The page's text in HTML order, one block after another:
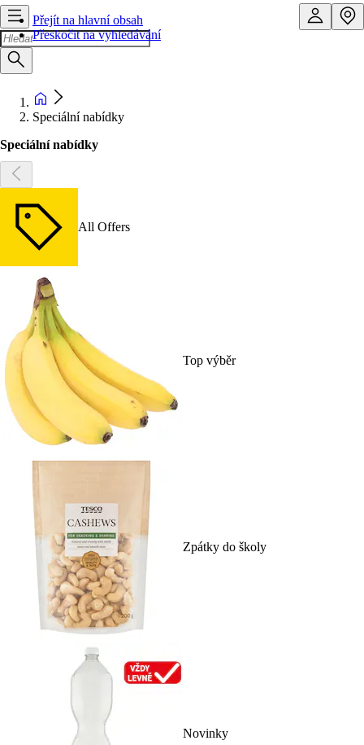
Přejít na hlavní obsah
Přeskočit na vyhledávání
Speciální nabídky
Speciální nabídky
All Offers
Top výběr
Zpátky do školy
Novinky